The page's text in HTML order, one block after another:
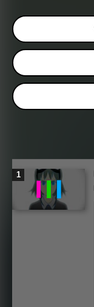
・ユクエシレズ/うみ
・比較言語学におけ